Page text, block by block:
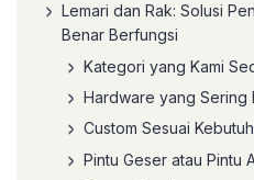
Lemari dan Rak: Solusi
Benar Berfungsi
Kategori yang Kami
Hardware yang Sering
Custom Sesuai
Pintu Geser atau Pintu